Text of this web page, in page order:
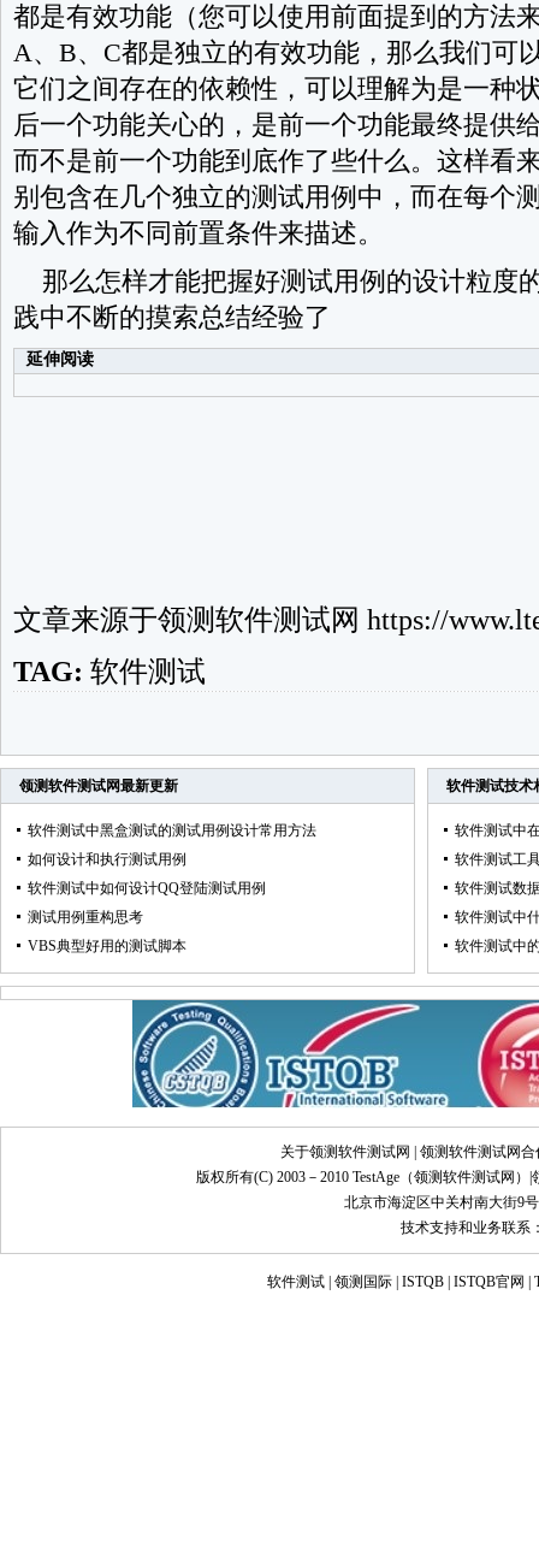
都是有效功能（您可以使用前面提到的方法
A、 B、 C都是独立的有效功能，那么我们可
它们之间存在的依赖性，可以理解为是一种
后一个功能关心的，是前一个功能最终提供
而不是前一个功能到底作了些什么。这样看
别包含在几个独立的测试用例中，而在每个
输入作为不同前置条件来描述。
那么怎样才能把握好测试用例的设计粒度
践中不断的摸索总结经验了
延伸阅读
文章来源于领测软件测试网 https://
TAG: 软件测试
领测软件测试网最新更新
软件测试中黑盒测试的测试用例设计常用方法
如何设计和执行测试用例
软件测试中如何设计QQ登陆测试用例
测试用例重构思考
VBS典型好用的测试脚本
软件测试技术
软件测试中
软件测试工
软件测试数
软件测试中
软件测试中
关于领测软件测试网 |领测软件测试网
版权所有(C) 2003－2010 TestAge（领测软件测试网 ）|
北京市海淀区中关村南大街9
技术支持和业务联系
软件测试 |领测国际 |ISTQB |ISTQB官网 |